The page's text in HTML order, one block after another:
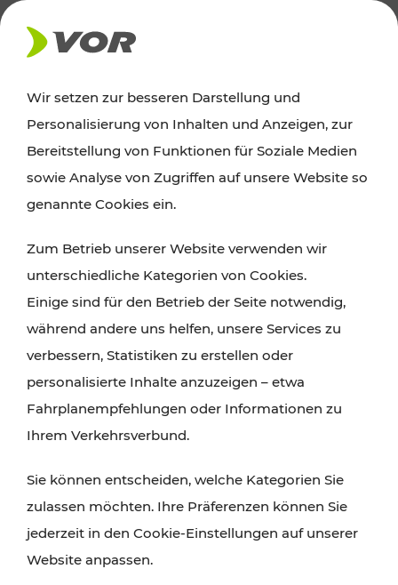
AKTUELLES
News
Alle wichtigen Meldungen zu Fahrplanänderungen,
finden Sie hier im Überblick.
Wir setzen zur besseren Darstellung und
Personalisierung von Inhalten und Anzeigen, zur
Bereitstellung von Funktionen für Soziale Medien
sowie Analyse von Zugriffen auf unsere Website so
genannte Cookies ein.
Zum Betrieb unserer Website verwenden wir
unterschiedliche Kategorien von Cookies.
Einige sind für den Betrieb der Seite notwendig,
während andere uns helfen, unsere Services zu
verbessern, Statistiken zu erstellen oder
personalisierte Inhalte anzuzeigen – etwa
Fahrplanempfehlungen oder Informationen zu
Ihrem Verkehrsverbund.
Sie können entscheiden, welche Kategorien Sie
zulassen möchten. Ihre Präferenzen können Sie
jederzeit in den Cookie-Einstellungen auf unserer
Website anpassen.